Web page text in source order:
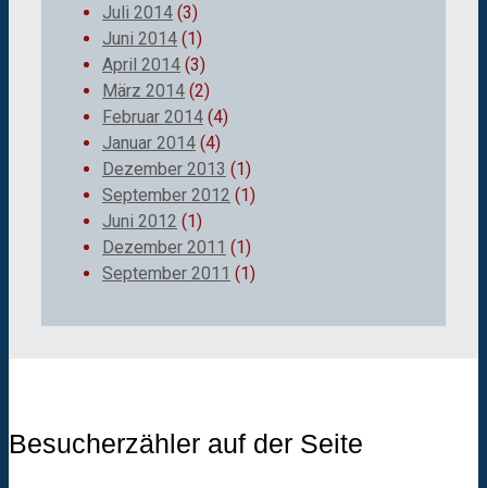
Juli 2014 (3)
Juni 2014 (1)
April 2014 (3)
März 2014 (2)
Februar 2014 (4)
Januar 2014 (4)
Dezember 2013 (1)
September 2012 (1)
Juni 2012 (1)
Dezember 2011 (1)
September 2011 (1)
Besucherzähler auf der Seite